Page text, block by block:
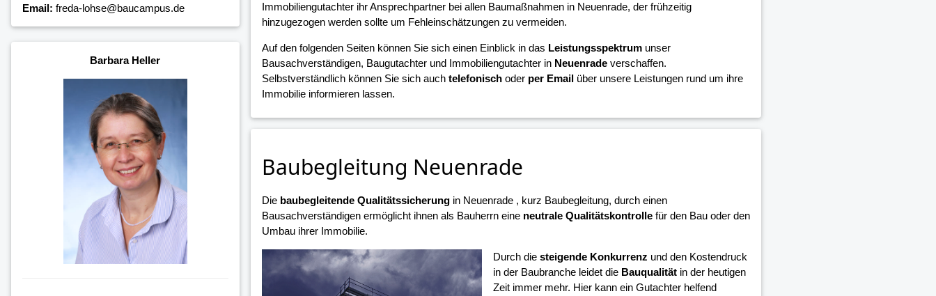
Email: freda-lohse@baucampus.de
Barbara Heller
Immobiliengutachter ihr Ansprechpartner bei allen Baumaßnahmen in Neuenrade, der frühzeitig
hinzugezogen werden sollte um Fehleinschätzungen zu vermeiden.
Auf den folgenden Seiten können Sie sich einen Einblick in das Leistungsspektrumunser
Bausachverständigen, Baugutachter und Immobiliengutachter in Neuenradeverschaffen.
Selbstverständlich können Sie sich auch telefonischoder per Emailüber unsere Leistungen rund um ihre
Immobilie informieren lassen.
Baubegleitung Neuenrade
Die baubegleitende Qualitätssicherungin Neuenrade , kurz Baubegleitung, durch einen
Bausachverständigen ermöglicht ihnen als Bauherrn eine neutrale Qualitätskontrollefür den Bau oder den
Umbau ihrer Immobilie.
Durch die steigende Konkurrenz und den Kostendruck
in der Baubranche leidet die Bauqualitätin der heutigen
Zeit immer mehr. Hier kann ein Gutachter helfend